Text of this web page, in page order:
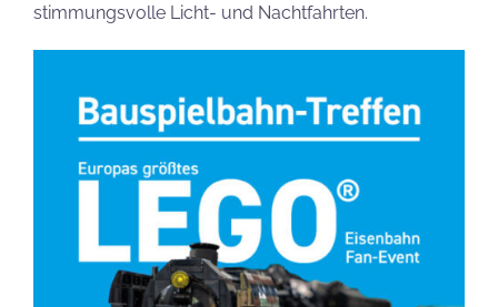
stimmungsvolle Licht- und Nachtfahrten.